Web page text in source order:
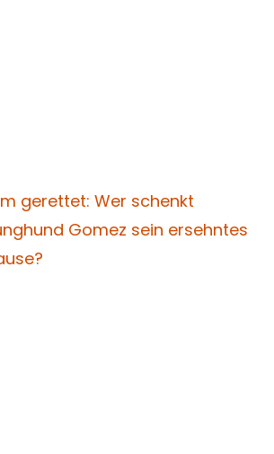
gerettet: Wer schenkt
Gomez sein ersehntes